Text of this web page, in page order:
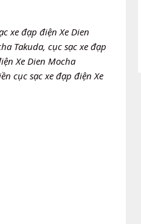
xe đạp điện Xe Dien
Takuda, cục sạc xe đạp
Xe Dien Mocha
cục sạc xe đạp điện Xe